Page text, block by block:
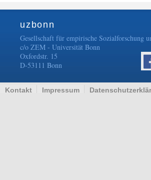
uzbonn
Gesellschaft für empirische Sozialforschung
c/o ZEM - Universität Bonn
Oxfordstr. 15
D-53111 Bonn
Kontakt Impressum